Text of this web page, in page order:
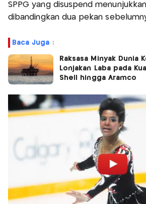
SPPG yang disuspend
dibandingkan dua pekan
Baca Juga :
Raksasa Minyak Dunia
Lonjakan Laba pada
Shell hingga Aramco